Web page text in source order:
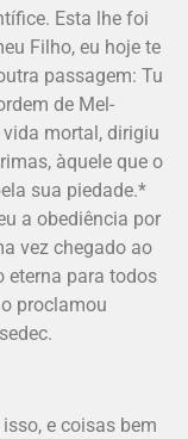
Esta lhe foi
Filho, eu hoje te
passagem: Tu
de Mel­
mortal, dirigiu
àquele que o
sua piedade.*
a obediência por
vez chegado ao
eterna para todos
proclamou
e coisas bem